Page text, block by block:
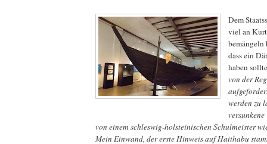
Dem
viel an
bemängeln
dass ein
haben
von der
werden zu
von einem schleswig-holsteinischen Schulmeister
Mein Einwand, der erste Hinweis auf Haithabu